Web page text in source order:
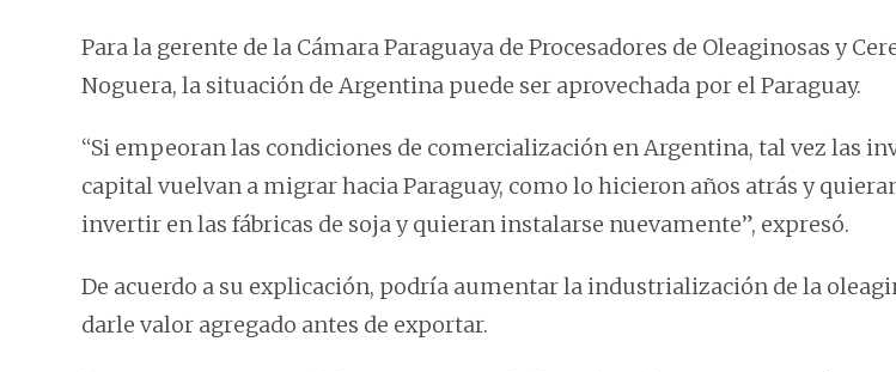
Para la gerente de la Cámara Paraguaya de Procesadores de Oleaginosas y
Noguera, la situación de Argentina puede ser aprovechada por el Paraguay.
“Si empeoran las condiciones de comercialización en Argentina, tal vez las
capital vuelvan a migrar hacia Paraguay, como lo hicieron años atrás y
invertir en las fábricas de soja y quieran instalarse nuevamente”, expresó.
De acuerdo a su explicación, podría aumentar la industrialización de la
darle valor agregado antes de exportar.